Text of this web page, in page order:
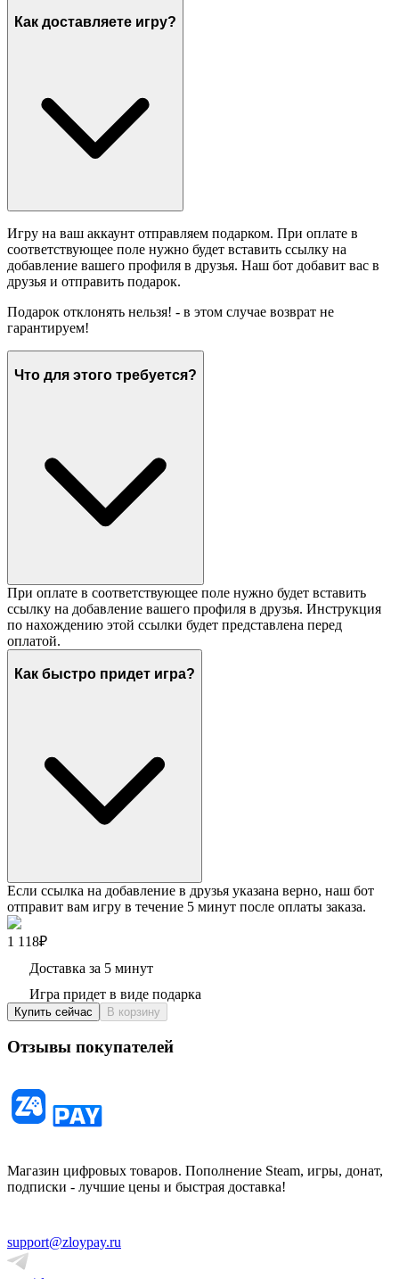
Как доставляете игру?
Игру на ваш аккаунт отправляем подарком. При оплате в
соответствующее поле нужно будет вставить ссылку на
добавление вашего профиля в друзья. Наш бот добавит вас в
друзья и отправить подарок.
Подарок отклонять нельзя! - в этом случае возврат не
гарантируем!
Что для этого требуется?
При оплате в соответствующее поле нужно будет вставить
ссылку на добавление вашего профиля в друзья. Инструкция
по нахождению этой ссылки будет представлена перед
оплатой.
Как быстро придет игра?
Если ссылка на добавление в друзья указана верно, наш бот
отправит вам игру в течение 5 минут после оплаты заказа.
1 118₽
Доставка за 5 минут
Игра придет в виде подарка
Купить сейчас В корзину
Отзывы покупателей
Магазин цифровых товаров. Пополнение Steam, игры, донат,
подписки - лучшие цены и быстрая доставка!
support@zloypay.ru